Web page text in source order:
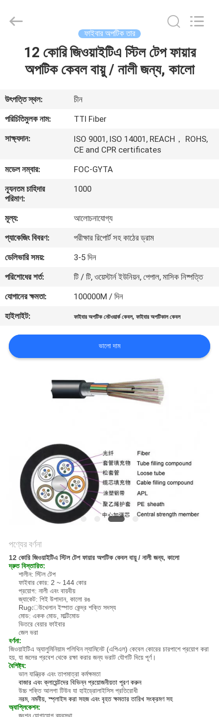
আমাদের
সম্পর্কে
কারখানা
মান
নিয়ন্ত্রণ
যোগাযোগ
করুন
উদ্ধৃতির
আবেদন
POLICY
Tech.
ফাইবার অপটিক তার
12 কোরি জিওয়াইটিএ স্টিল টেপ ফায়ার
অপটিক কেবল বায়ু / নালী জন্য, কালো
উৎপত্তি স্থল:
চীন
পরিচিতিমুলক নাম:
TTI Fiber
সাক্ষ্যদান:
ISO 9001, ISO 14001, REACH， ROHS,
CE and CPR certificates
মডেল নম্বার:
FOC-GYTA
ন্যূনতম চাহিদার
পরিমাণ:
1000
মূল্য:
আলোচনাযোগ্য
প্যাকেজিং বিবরণ:
পরীক্ষার রিপোর্ট সহ কাঠের ড্রাম
ডেলিভারি সময়:
3-5 দিন
পরিশোধের শর্ত:
টি / টি, ওয়েস্টার্ন ইউনিয়ন, পেপাল, মাসিক নিষ্পত্তি
যোগানের ক্ষমতা:
100000M / দিন
হাইলাইট:
ফাইবার অপটিক নেটওয়ার্ক কেবল,ফাইবার অপটিকাল কেবল
ভালো দাম
পণ্যের বর্ণনা
12 কোরি জিওয়াইটিএ স্টিল টেপ ফায়ার অপটিক কেবল বায়ু / নালী জন্য, কালো
দ্রুত বিস্তারিত:
শালীন: স্টিল টেপ
ফাইবার কোর: 2 ~ 144 কোর
প্রয়োগ: নালী এবং বায়বীয়
জ্যাকেট: পিই উপাদান, কালো রঙ
Rugেউখেলান ইস্পাত কেন্দ্র শক্তি সদস্য
মোড: একক মোড, মাল্টিমোড
ভিতরে বেয়ার ফাইবার
জেল ভরা
বর্ণনা:
জিওয়াইটিএ অ্যালুমিনিয়াম পলিথিন ল্যামিনেট (এপিএল) কেবেল কোরের চারপাশে প্রয়োগ করা
হয়, যা জলের প্রবেশ থেকে রক্ষা করার জন্য ভরাট যৌগটি দিয়ে পূর্ণ।
বৈশিষ্ট্য:
ভাল যান্ত্রিক এবং তাপমাত্রা কর্মক্ষমতা
বাজার এবং ক্লায়েন্টদের বিভিন্ন প্রয়োজনীয়তা পূরণ করুন
উচ্চ শক্তি আলগা টিউব যা হাইড্রোলাইসিস প্রতিরোধী
নরম, নমনীয়, স্প্লাইস করা সহজ এবং বৃহত ক্ষমতার তারিখ সংক্রমণ সহ
অ্যাপ্লিকেশন: